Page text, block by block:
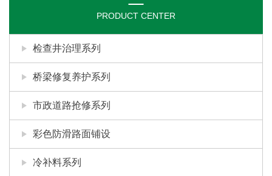
PRODUCT CENTER
检查井治理系列
桥梁修复养护系列
市政道路抢修系列
彩色防滑路面铺设
冷补料系列